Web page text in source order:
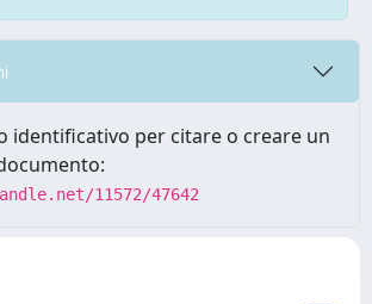
identificativo per citare o creare un
11572/47642